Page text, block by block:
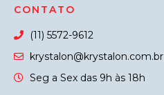
CONTATO
(11) 5572-9612
krystalon@krystalon.com.br
Seg a Sex das 9h às 18h